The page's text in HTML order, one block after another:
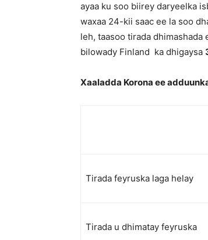
ayaa ku soo biirey daryeelka
waxaa 24-kii saac ee la soo
leh, taasoo tirada
bilowady Finland ka dhigaysa
Xaaladda Korona ee
Tirada feyruska laga helay
Tirada u dhimatay feyruska